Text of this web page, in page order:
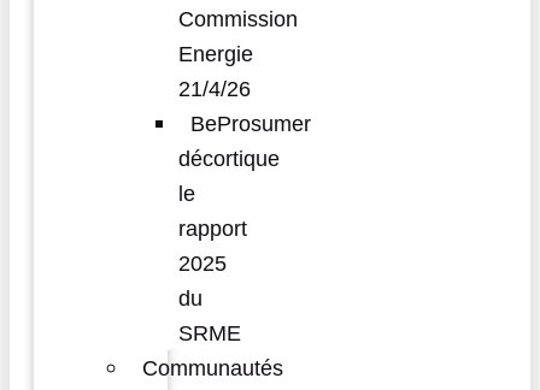
Commission
Energie
21/4/26
BeProsumer
décortique
le
rapport
2025
du
SRME
Communautés